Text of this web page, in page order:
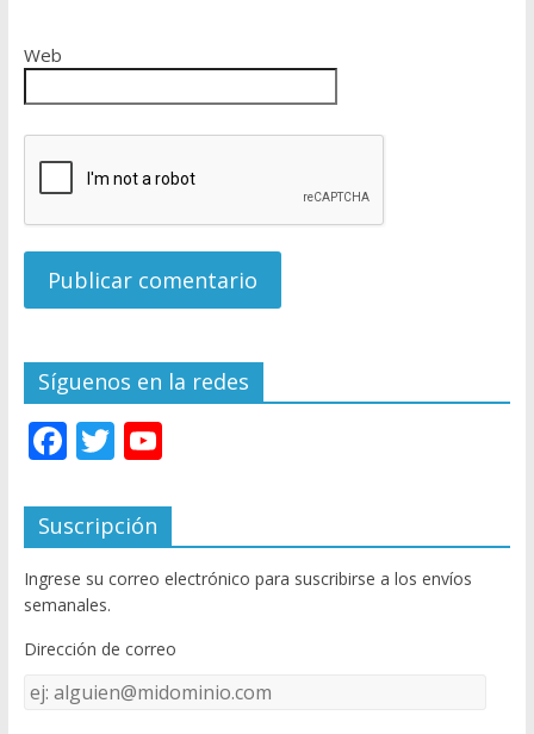
Web
Síguenos en la redes
F
e
b
o
o
k
T
itt
er
Y
u
T
u
e
C
Suscripción
Ingrese su correo electrónico para suscribirse a los envíos
semanales.
Dirección de correo
Dirección
de